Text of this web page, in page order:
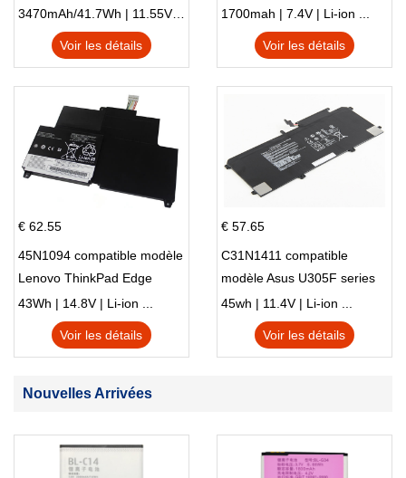
3470mAh/41.7Wh | 11.55V | Li-ion ...
Voir les détails
IC-F61 IC-M87
1700mah | 7.4V | Li-ion ...
Voir les détails
€ 62.55
45N1094 compatible modèle
Lenovo ThinkPad Edge
S230u Twist
43Wh | 14.8V | Li-ion ...
Voir les détails
€ 57.65
C31N1411 compatible
modèle Asus U305F series
45wh | 11.4V | Li-ion ...
Voir les détails
Nouvelles Arrivées